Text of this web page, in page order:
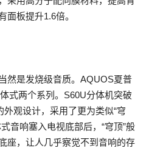
面板提升1.6倍。
然是发烧级音质。AQUOS夏普
式两个系列。S60U分体机突破
外观设计，采用了更为类似“穹
音响塞入电视底部后，“穹顶”般
座，让人几乎察觉不到音响的存